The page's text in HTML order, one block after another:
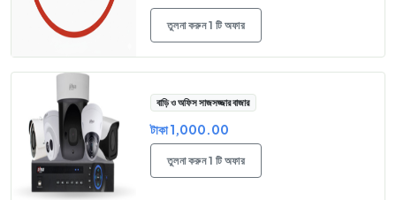
তুলনা করুন 1 টি অফার
বাড়ি ও অফিস সাজসজ্জার বাজার
টাকা 1,000.00
তুলনা করুন 1 টি অফার